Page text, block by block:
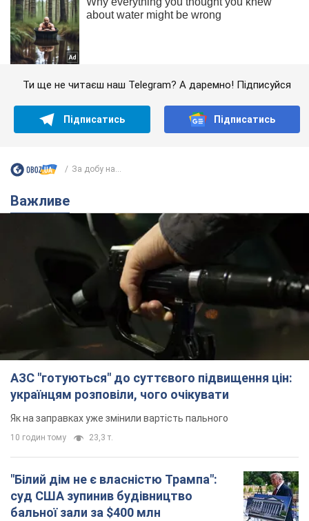
Ти ще не читаєш наш Telegram? А даремно! Підписуйся
Підписатись Підписатись
За добу на...
Важливе
АЗС "готуються" до суттєвого підвищення цін:
українцям розповіли, чого очікувати
Як на заправках уже змінили вартість пального
10 годин тому 23,3 т.
"Білий дім не є власністю Трампа":
суд США зупинив будівництво
бальної зали за $400 млн